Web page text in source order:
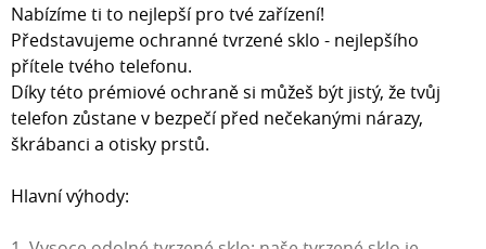
Nabízíme ti to nejlepší pro tvé zařízení!
Představujeme ochranné tvrzené sklo - nejlepšího
přítele tvého telefonu.
Díky této prémiové ochraně si můžeš být jistý, že tvůj
telefon zůstane v bezpečí před nečekanými nárazy,
škrábanci a otisky prstů.
Hlavní výhody: